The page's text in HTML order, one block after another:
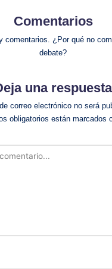
Comentarios
comentarios. ¿Por qué no
debate?
una respuesta
correo electrónico no será
obligatorios están marcados